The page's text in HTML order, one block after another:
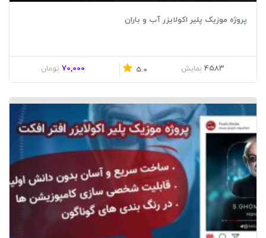
پروژه موزیک پلیر اکولایزر آب و باران
4583 نمایش 5.0
70,000 تومان